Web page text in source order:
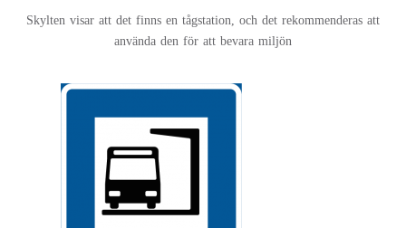
Skylten visar att det finns en tågstation, och det rekommenderas att
använda den för att bevara miljön